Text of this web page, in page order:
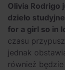
Olivia Rodrigo
dzieło studyjne
for a girl so in
czasu
jednak
również